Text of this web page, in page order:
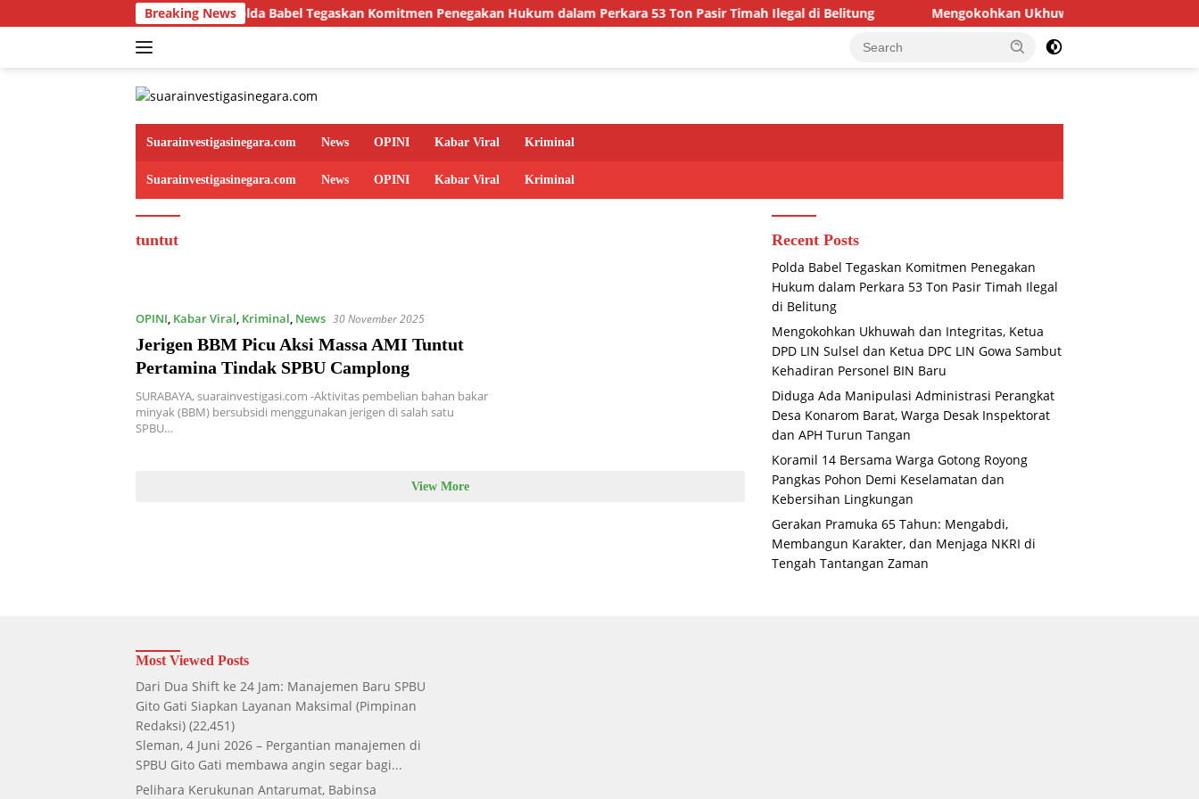
to
Breaking News
Polda Babel Tegaskan Komitmen Penegakan Hukum dalam Perkara 53 Ton Pasir Timah Ilegal di Belitung Mengokohkan Ukhuwah dan Integritas, Ketua DPD LIN
Suarainvestigasinegara.com News OPINI Kabar Viral Kriminal
Suarainvestigasinegara.com News OPINI Kabar Viral Kriminal
tuntut
OPINI, Kabar Viral, Kriminal, News 30 November 2025
Jerigen BBM Picu Aksi Massa AMI Tuntut
Pertamina Tindak SPBU Camplong
SURABAYA, suarainvestigasi.com -Aktivitas pembelian bahan bakar
minyak (BBM) bersubsidi menggunakan jerigen di salah satu
SPBU…
View More
Recent Posts
Polda Babel Tegaskan Komitmen Penegakan
Hukum dalam Perkara 53 Ton Pasir Timah Ilegal
di Belitung
Mengokohkan Ukhuwah dan Integritas, Ketua
DPD LIN Sulsel dan Ketua DPC LIN Gowa Sambut
Kehadiran Personel BIN Baru
Diduga Ada Manipulasi Administrasi Perangkat
Desa Konarom Barat, Warga Desak Inspektorat
dan APH Turun Tangan
Koramil 14 Bersama Warga Gotong Royong
Pangkas Pohon Demi Keselamatan dan
Kebersihan Lingkungan
Gerakan Pramuka 65 Tahun: Mengabdi,
Membangun Karakter, dan Menjaga NKRI di
Tengah Tantangan Zaman
Most Viewed Posts
Dari Dua Shift ke 24 Jam: Manajemen Baru SPBU
Gito Gati Siapkan Layanan Maksimal (Pimpinan
Redaksi) (22,451)
Sleman, 4 Juni 2026 – Pergantian manajemen di
SPBU Gito Gati membawa angin segar bagi...
Pelihara Kerukunan Antarumat, Babinsa